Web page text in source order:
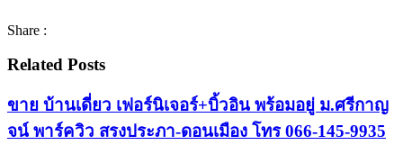
Share :
Related Posts
ขาย บ้านเดี่ยว เฟอร์นิเจอร์+บิ้วอิน พร้อมอยู่ ม.ศรีกาญ
จน์ พาร์ควิว สรงประภา-ดอนเมือง โทร 066-145-9935